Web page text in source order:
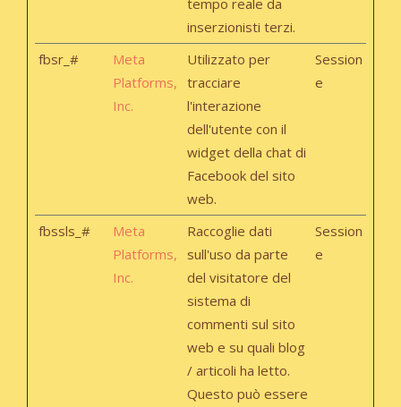
tempo reale da
inserzionisti terzi.
fbsr_#
Meta
Platforms,
Inc.
Utilizzato per
tracciare
l'interazione
dell'utente con il
widget della chat di
Facebook del sito
web.
Session
e
fbssls_#
Meta
Platforms,
Inc.
Raccoglie dati
sull'uso da parte
del visitatore del
sistema di
commenti sul sito
web e su quali blog
/ articoli ha letto.
Questo può essere
Session
e